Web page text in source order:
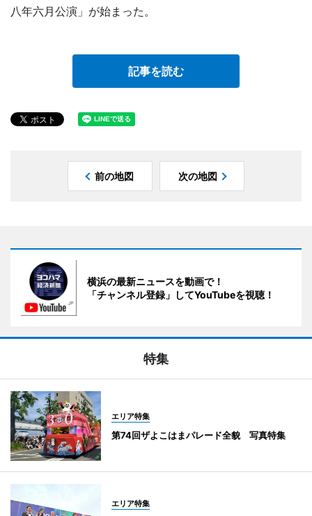
八年六月公演」が始まった。
記事を読む
前の地図 次の地図
横浜の最新ニュースを動画で！
「チャンネル登録」してYouTubeを視聴！
特集
エリア特集
第74回ザよこはまパレード全貌 写真特集
エリア特集